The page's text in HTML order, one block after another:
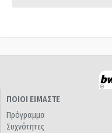
ΠΟΙΟΙ ΕΙΜΑΣΤΕ
Πρόγραμμα
Συχνότητες